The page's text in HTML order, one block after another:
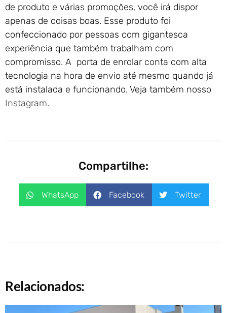
de produto e várias promoções, você irá dispor
apenas de coisas boas. Esse produto foi
confeccionado por pessoas com gigantesca
experiência que também trabalham com
compromisso. A porta de enrolar conta com alta
tecnologia na hora de envio até mesmo quando já
está instalada e funcionando. Veja também nosso
Instagram.
Compartilhe:
WhatsApp Facebook Twitter
Relacionados: